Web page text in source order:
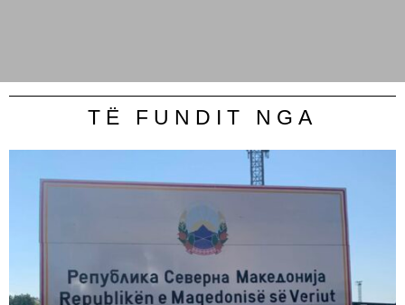
TË FUNDIT NGA